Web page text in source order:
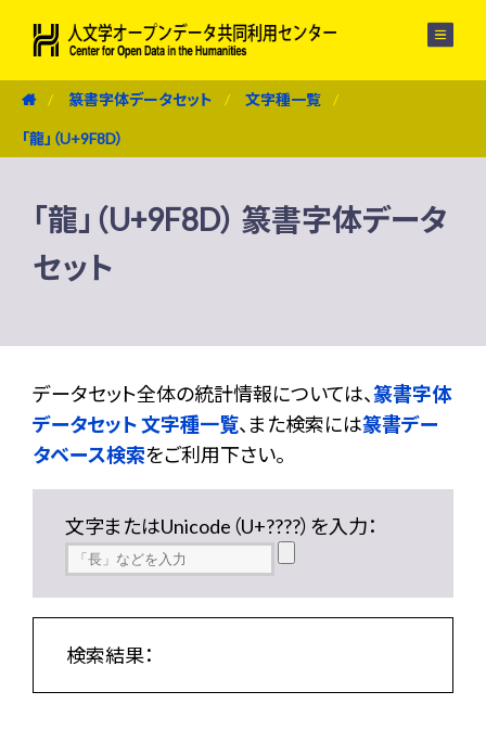
篆書字体データセット 文字種一覧
「龍」（U+9F8D）
「龍」（U+9F8D） 篆書字体データ
セット
データセット全体の統計情報については、篆書字体
データセット 文字種一覧、また検索には篆書デー
タベース検索をご利用下さい。
文字またはUnicode（U+????）を入力：
検索結果：